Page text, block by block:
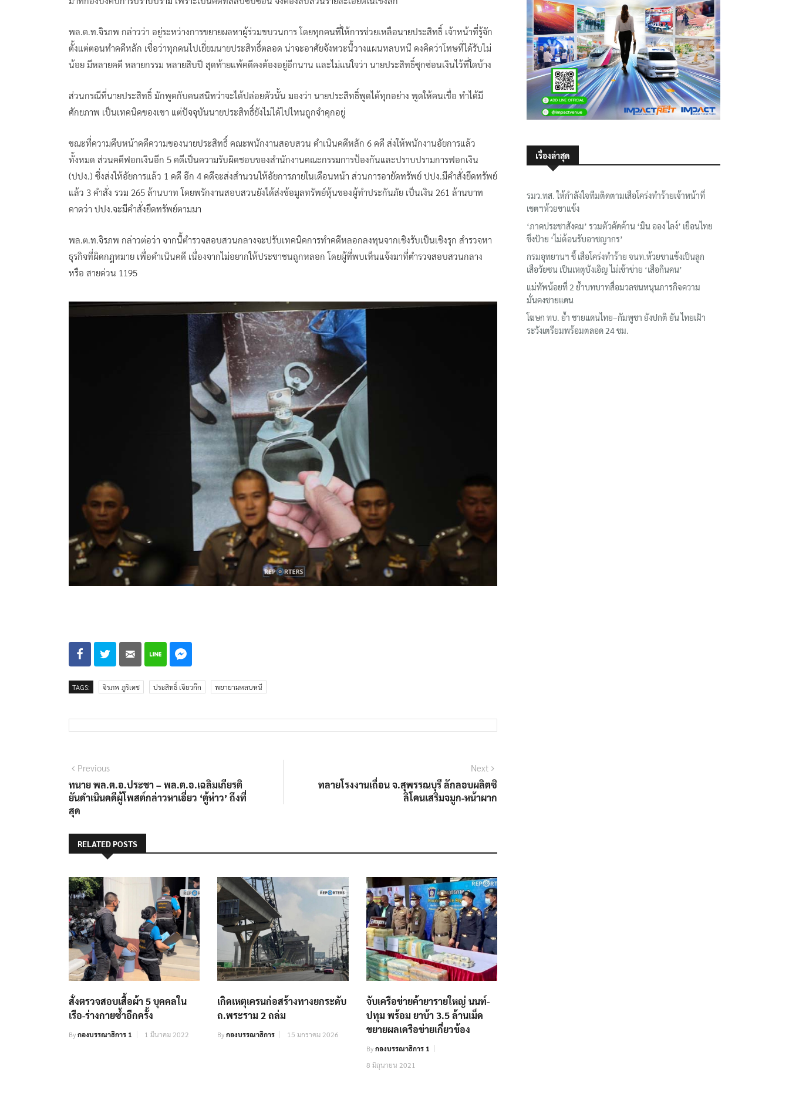
พล.ต.ท.จิรภพ กล่าวว่า อยู่ระหว่างการขยายผลหาผู้ร่วมขบวนการ โดยทุกคนที่ให้การช่วยเหลือนายประสิทธิ์ เจ้าหน้าที่รู้จัก
ตั้งแต่ตอนทำคดีหลัก เชื่อว่าทุกคนไปเยี่ยมนายประสิทธิ์ตลอด น่าจะอาศัยจังหวะนี้วางแผนหลบหนี คงคิดว่าโทษที่ได้รับไม่
น้อย มีหลายคดี หลายกรรม หลายสิบปี สุดท้ายแพ้คดีคงต้องอยู่อีกนาน และไม่แน่ใจว่า นายประสิทธิ์ซุกซ่อนเงินไว้ที่ใดบ้าง
ส่วนกรณีที่นายประสิทธิ์ มักพูดกับคนสนิทว่าจะได้ปล่อยตัวนั้น มองว่า นายประสิทธิ์พูดได้ทุกอย่าง พูดให้คนเชื่อ ทำได้มี
ศักยภาพ เป็นเทคนิคของเขา แต่ปัจจุบันนายประสิทธิ์ยังไม่ได้ไปไหนถูกจำคุกอยู่
ขณะที่ความคืบหน้าคดีความของนายประสิทธิ์ คณะพนักงานสอบสวน ดำเนินคดีหลัก 6 คดี ส่งให้พนักงานอัยการแล้ว
ทั้งหมด ส่วนคดีฟอกเงินอีก 5 คดีเป็นความรับผิดชอบของสำนักงานคณะกรรมการป้องกันและปราบปรามการฟอกเงิน
(ปปง.) ซึ่งส่งให้อัยการแล้ว 1 คดี อีก 4 คดีจะส่งสำนวนให้อัยการภายในเดือนหน้า ส่วนการอายัดทรัพย์ ปปง.มีคำสั่งยึดทรัพย์
แล้ว 3 คำสั่ง รวม 265 ล้านบาท โดยพรักงานสอบสวนยังได้ส่งข้อมูลทรัพย์หุ้นของผู้ทำประกันภัย เป็นเงิน 261 ล้านบาท
คาดว่า ปปง.จะมีคำสั่งยึดทรัพย์ตามมา
พล.ต.ท.จิรภพ กล่าวต่อว่า จากนี้ตำรวจสอบสวนกลางจะปรับเทคนิคการทำคดีหลอกลงทุนจากเชิงรับเป็นเชิงรุก สำรวจหา
ธุรกิจที่ผิดกฎหมาย เพื่อดำเนินคดี เนื่องจากไม่อยากให้ประชาชนถูกหลอก โดยผู้ที่พบเห็นแจ้งมาที่ตำรวจสอบสวนกลาง
หรือ สายด่วน 1195
TAGS: จิรภพ ภูริเดช ประสิทธิ์ เจียวก๊ก พยายามหลบหนี
แนะแนว
เรื่อง
PreviousPrevious
post:
ทนาย พล.ต.อ.ประชา – พล.ต.อ.เฉลิมเกียรติ
ยันดำเนินคดีผู้โพสต์กล่าวหาเอี่ยว ‘ตู้ห่าว’ ถึงที่
สุด
Next
ทลายโรงงานเถื่อน จ.สุพรรณบุรี ลักลอบผลิตซิ
ลิโคนเสริมจมูก-หน้าผาก
RELATED POSTS
สั่งตรวจสอบเสื้อผ้า 5 บุคคลใน
เรือ-ร่างกายซ้ำอีกครั้ง
Byกองบรรณาธิการ 1 1 มีนาคม 2022
เกิดเหตุเครนก่อสร้างทางยกระดับ
ถ.พระราม 2 ถล่ม
Byกองบรรณาธิการ 15 มกราคม 2026
จับเครือข่ายค้ายารายใหญ่ นนท์-
ปทุม พร้อม ยาบ้า 3.5 ล้านเม็ด
ขยายผลเครือข่ายเกี่ยวข้อง
Byกองบรรณาธิการ 1
8 มิถุนายน 2021
เรื่องล่าสุด
รมว.ทส. ให้กำลังใจทีมติดตามเสือโคร่งทำร้ายเจ้าหน้าที่
เขตฯห้วยขาแข้ง
‘ภาคประชาสังคม’ รวมตัวคัดค้าน ‘มิน ออง ไลง์’ เยือนไทย
ขึงป้าย ‘ไม่ต้อนรับอาชญากร’
กรมอุทยานฯ ชี้ เสือโคร่งทำร้าย จนท.ห้วยขาแข้งเป็นลูก
เสือวัยซน เป็นเหตุบังเอิญ ไม่เข้าข่าย ‘เสือกินคน’
แม่ทัพน้อยที่ 2 ย้ำบทบาทสื่อมวลชนหนุนภารกิจความ
มั่นคงชายแดน
โฆษก ทบ. ย้ำ ชายแดนไทย–กัมพูชา ยังปกติ ยัน ไทยเฝ้า
ระวังเตรียมพร้อมตลอด 24 ชม.